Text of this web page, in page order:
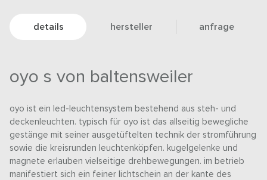
details hersteller anfrage
oyo s von baltensweiler
oyo ist ein led-leuchtensystem bestehend aus steh- und
deckenleuchten. typisch für oyo ist das allseitig bewegliche
gestänge mit seiner ausgetüftelten technik der stromführung
sowie die kreisrunden leuchtenköpfen. kugelgelenke und
magnete erlauben vielseitige drehbewegungen. im betrieb
manifestiert sich ein feiner lichtschein an der kante des